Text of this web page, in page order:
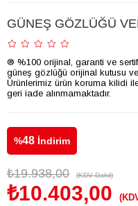
GÜNEŞ GÖZLÜĞÜ
® %100 orijinal, garanti ve
güneş gözlüğü orijinal kutusu
Ürünlerimiz ürün koruma kilidi
geri iade alınmamaktadır.
%48 İndirim
₺19.938,00 (KDV Dahil)
₺10.403,00